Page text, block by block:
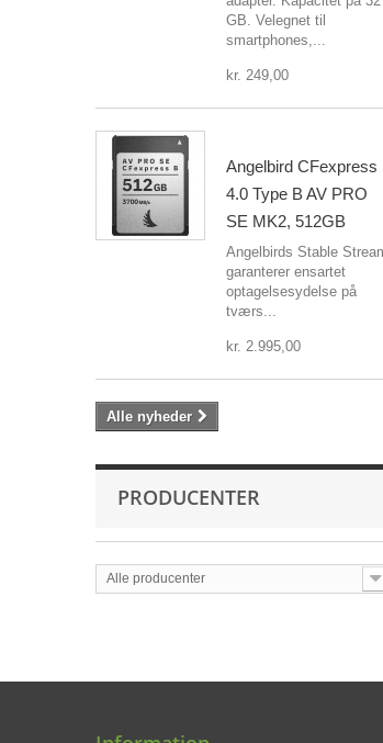
GB. Velegnet til
smartphones,...
kr. 249,00
Angelbird CFexpress
4.0 Type B AV PRO
SE MK2, 512GB
Angelbirds Stable
garanterer ensartet
optagelsesydelse på
tværs...
kr. 2.995,00
Alle nyheder
PRODUCENTER
Alle producenter